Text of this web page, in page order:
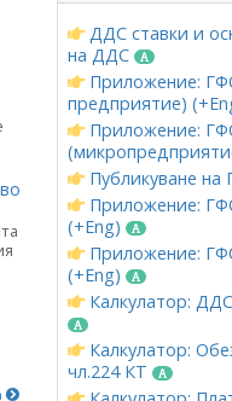
ДДС ставки и
на ДДС
Приложение:
предприятие)
Приложение:
Публикуване на
Приложение:
(+Eng)
Приложение:
(+Eng)
Калкулатор:
Калкулатор:
чл.224 КТ